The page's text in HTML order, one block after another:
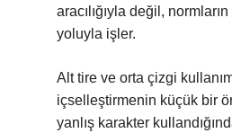
aracılığıyla değil,
yoluyla işler.
Alt tire ve orta çizgi
içselleştirmenin küçük bir
yanlış karakter